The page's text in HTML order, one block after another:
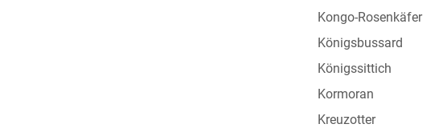
Kongo-Rosenkäfer
Königsbussard
Königssittich
Kormoran
Kreuzotter